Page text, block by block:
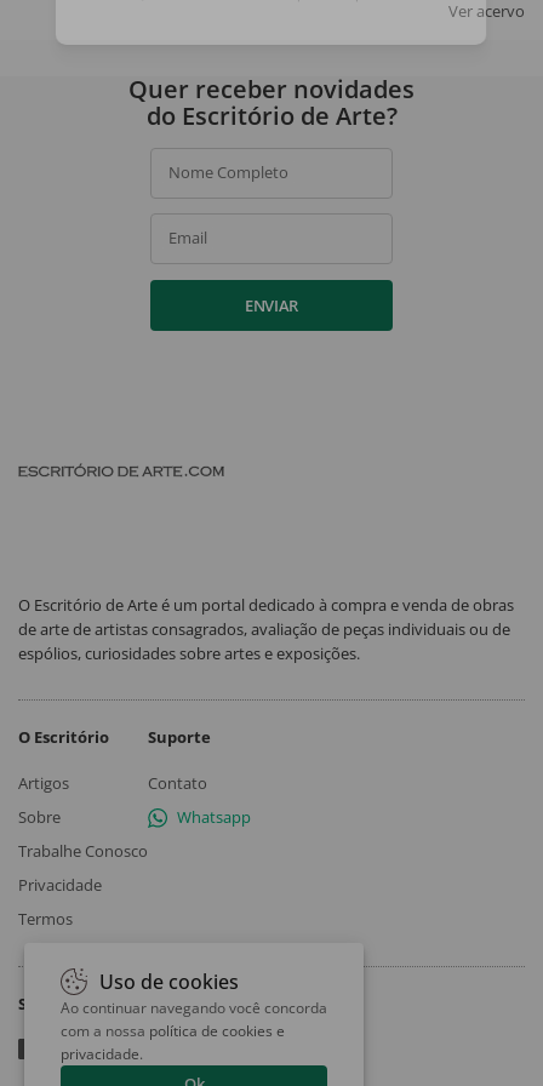
Ver acervo
Quer receber novidades
do Escritório de Arte?
Nome Completo
Email
ENVIAR
O Escritório de Arte é um portal dedicado à compra e venda de obras
de arte de artistas consagrados, avaliação de peças individuais ou de
espólios, curiosidades sobre artes e exposições.
O Escritório
Artigos
Sobre
Trabalhe Conosco
Privacidade
Termos
Suporte
Contato
Whatsapp
Siga
Uso de cookies
Ao continuar navegando você concorda
com a nossa política de cookies e
privacidade.